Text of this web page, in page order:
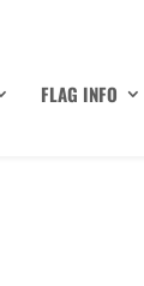
FLAG INFO